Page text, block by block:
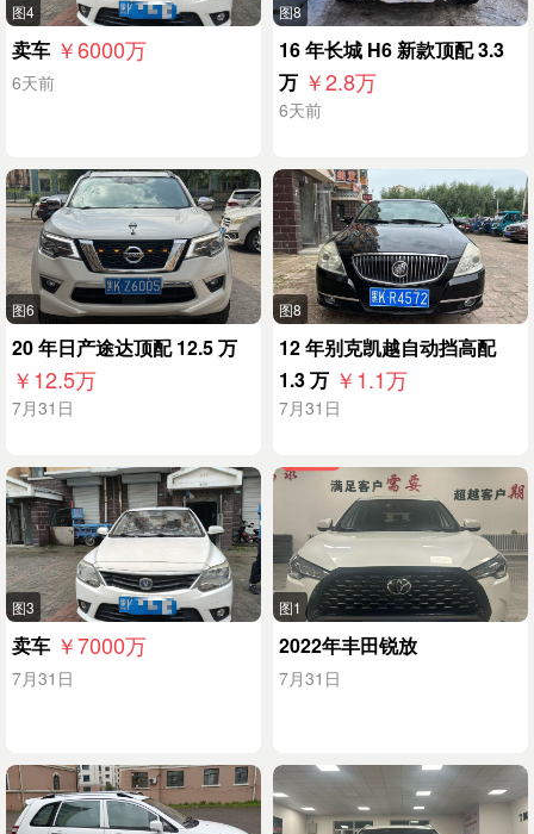
图4
卖车 ￥6000万
6天前
图8
16 年长城 H6 新款顶配 3.3
万 ￥2.8万
6天前
图6
20 年日产途达顶配 12.5 万
￥12.5万
7月31日
图8
12 年别克凯越自动挡高配
1.3 万 ￥1.1万
7月31日
图3
卖车 ￥7000万
7月31日
图1
2022年丰田锐放
7月31日